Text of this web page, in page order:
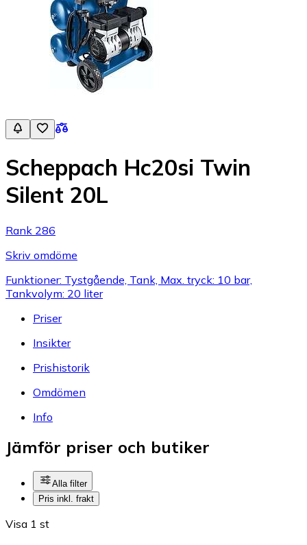
Scheppach Hc20si Twin
Silent 20L
Rank 286
Skriv omdöme
Funktioner: Tystgående, Tank, Max. tryck: 10 bar,
Tankvolym: 20 liter
Priser
Insikter
Prishistorik
Omdömen
Info
Jämför priser och butiker
Alla filter
Pris inkl. frakt
Visa 1 st